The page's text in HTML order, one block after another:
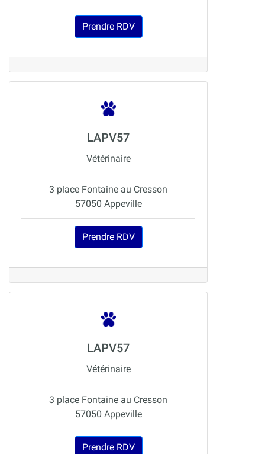
Prendre RDV
LAPV57
Vétérinaire
3 place Fontaine au Cresson
57050 Appeville
Prendre RDV
LAPV57
Vétérinaire
3 place Fontaine au Cresson
57050 Appeville
Prendre RDV